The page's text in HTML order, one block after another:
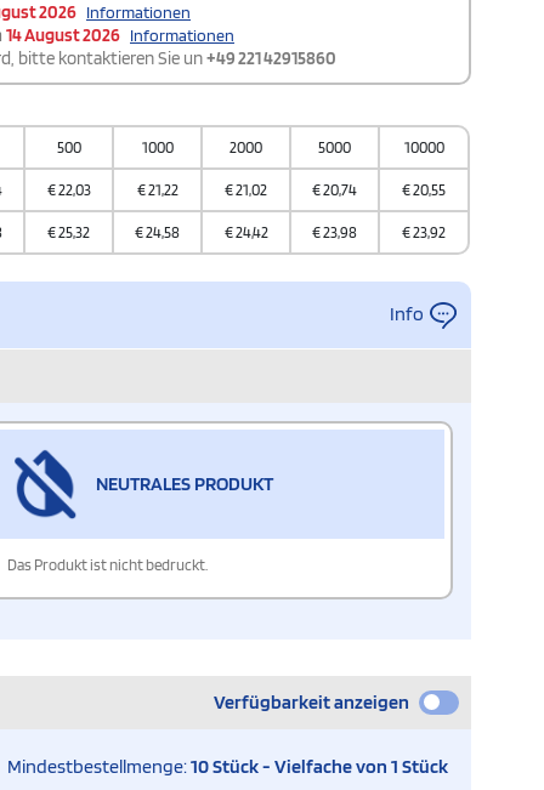
2026 Informationen
14 August 2026 Informationen
bitte kontaktieren Sie un+49 221 42915860
500 1000 2000 5000 10000
€22,03 €21,22 €21,02 €20,74 €20,55
€25,32 €24,58 €24,42 €23,98 €23,92
Info
NEUTRALES PRODUKT
Das Produkt ist nicht bedruckt.
Verfügbarkeit anzeigen
Mindestbestellmenge:10 Stück - Vielfache von 1 Stück